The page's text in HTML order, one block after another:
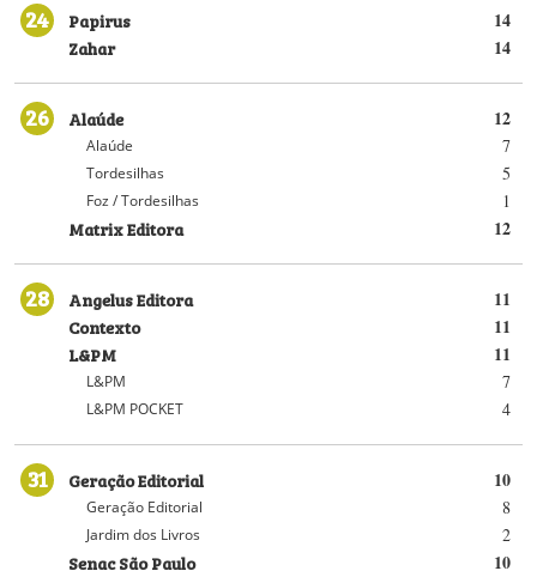
24 14
Papirus
14
Zahar
26 12
Alaúde
7
Alaúde
5
Tordesilhas
1
Foz / Tordesilhas
12
Matrix Editora
28 11
Angelus Editora
11
Contexto
11
L&PM
7
L&PM
4
L&PM POCKET
31 10
Geração Editorial
8
Geração Editorial
2
Jardim dos Livros
10
Senac São Paulo